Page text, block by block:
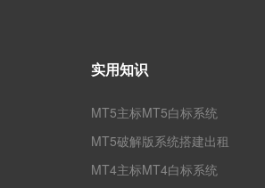
实用知识
MT5主标MT5白标系统
MT5破解版系统搭建出租
MT4主标MT4白标系统